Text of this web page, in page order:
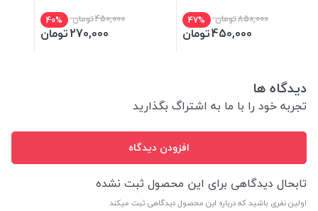
850,000تومان 47%
450,000تومان
450,000تومان 40%
270,000تومان
دیدگاه ها
تجربه خود را با ما به اشتراگ بگذارید
افزودن دیدگاه
تابحال دیدگاهی برای این محصول ثبت نشده
اولین نفری باشید که درباره این محصول دیدگاهی ثبت میکند